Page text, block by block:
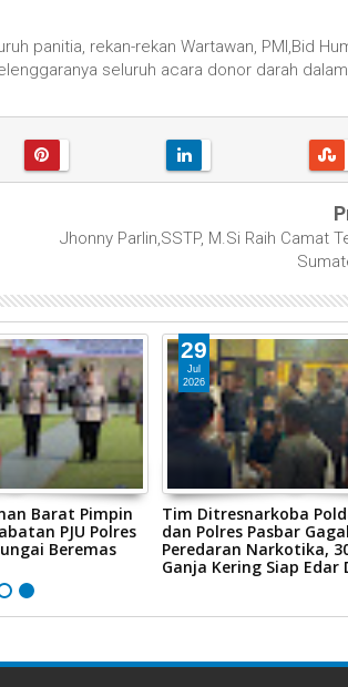
panitia, rekan-rekan Wartawan, PMI,Bid
seluruh acara donor darah
Jhonny Parlin,SSTP, M.Si Raih Camat
Barat Pimpin
PJU Polres
Beremas
29
Jul
2026
Tim Ditresnarkoba
dan Polres Pasbar
Peredaran Narkotika,
Ganja Kering Siap Edar